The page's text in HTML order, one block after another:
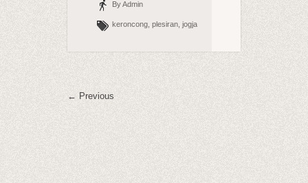
By Admin
keroncong, plesiran, jogja
← Previous